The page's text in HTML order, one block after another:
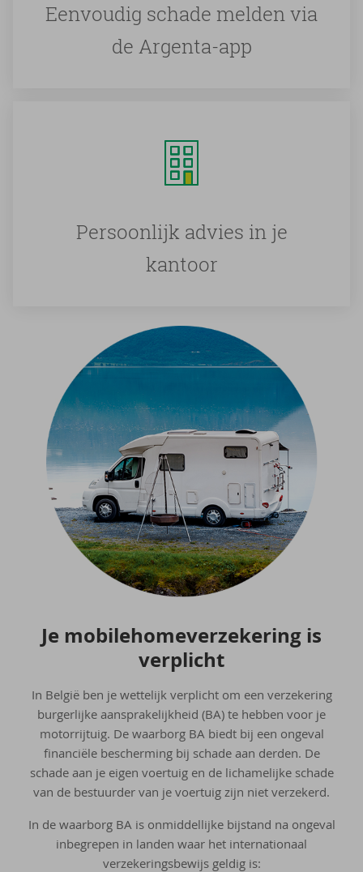
Eenvoudig schade melden via
de Argenta-app
Persoonlijk advies in je
kantoor
Je mo­bi­le­ho­me­ver­ze­ke­ring is
ver­plicht
In België ben je wettelijk verplicht om een verzekering
burgerlijke aansprakelijkheid (BA) te hebben voor je
motorrijtuig. De waarborg BA biedt bij een ongeval
financiële bescherming bij schade aan derden. De
schade aan je eigen voertuig en de lichamelijke schade
van de bestuurder van je voertuig zijn niet verzekerd.
In de waarborg BA is onmiddellijke bijstand na ongeval
inbegrepen in landen waar het internationaal
verzekeringsbewijs geldig is: